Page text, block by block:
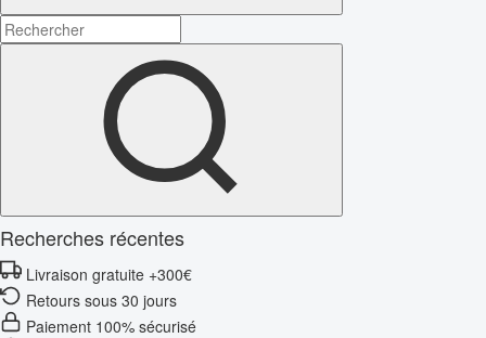
Recherches récentes
Livraison gratuite +300€
Retours sous 30 jours
Paiement 100% sécurisé